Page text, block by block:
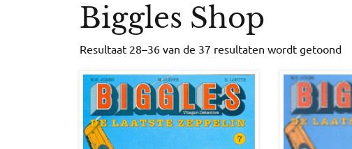
Biggles Shop
Resultaat 28–36 van de 37 resultaten wordt getoond